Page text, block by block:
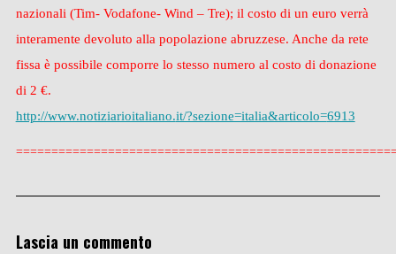
nazionali (Tim- Vodafone- Wind – Tre); il costo di un euro verrà
interamente devoluto alla popolazione abruzzese. Anche da rete
fissa è possibile comporre lo stesso numero al costo di donazione
di 2 €.
http://www.notiziarioitaliano.it/?sezione=italia&articolo=6913
Lascia un commento